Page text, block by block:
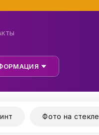
Фото на стекле